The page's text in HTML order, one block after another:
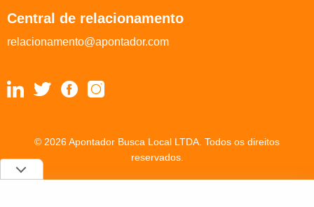
Central de relacionamento
relacionamento@apontador.com
© 2026 Apontador Busca Local LTDA. Todos os direitos
reservados.